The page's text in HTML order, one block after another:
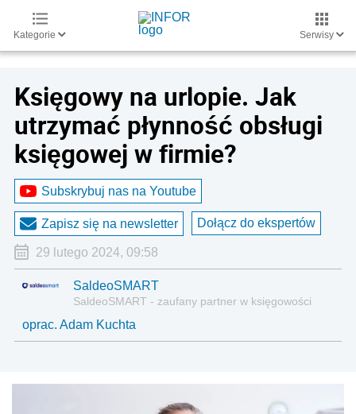
Kategorie Serwisy
Księgowy na urlopie. Jak
utrzymać płynność obsługi
księgowej w firmie?
Subskrybuj nas na Youtube
Zapisz się na newsletter Dołącz do ekspertów
29 lutego 2024, 09:58
SaldeoSMART
SaldeoSMART - zaufany partner w księgowości
oprac. Adam Kuchta